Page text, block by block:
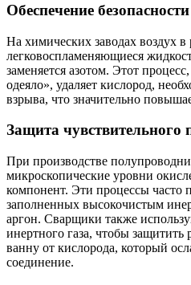
Обеспечение
На химических заводах воздух в
легковоспламеняющиеся
заменяется азотом. Этот
одеяло», удаляет кислород,
взрыва, что значительно
Защита чувствительного
При производстве
микроскопические уровни
компонент. Эти процессы часто
заполненных высокочистым
аргон. Сварщики также
инертного газа, чтобы
ванну от кислорода, который
соединение.